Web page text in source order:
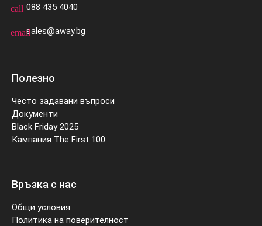
call 088 435 4040
emailsales@away.bg
Полезно
Често задавани въпроси
Документи
Black Friday 2025
Кампания The First 100
Връзка с нас
Общи условия
Политика на поверителност